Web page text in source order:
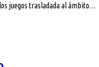
juegos trasladada al ámbito…